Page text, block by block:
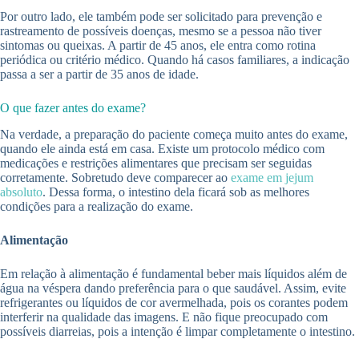
Por outro lado, ele também pode ser solicitado para prevenção e
rastreamento de possíveis doenças, mesmo se a pessoa não tiver
sintomas ou queixas. A partir de 45 anos, ele entra como rotina
periódica ou critério médico. Quando há casos familiares, a indicação
passa a ser a partir de 35 anos de idade.
O que fazer antes do exame?
Na verdade, a preparação do paciente começa muito antes do exame,
quando ele ainda está em casa. Existe um protocolo médico com
medicações e restrições alimentares que precisam ser seguidas
corretamente. Sobretudo deve comparecer ao exame em jejum
absoluto. Dessa forma, o intestino dela ficará sob as melhores
condições para a realização do exame.
Alimentação
Em relação à alimentação é fundamental beber mais líquidos além de
água na véspera dando preferência para o que saudável. Assim, evite
refrigerantes ou líquidos de cor avermelhada, pois os corantes podem
interferir na qualidade das imagens. E não fique preocupado com
possíveis diarreias, pois a intenção é limpar completamente o intestino.